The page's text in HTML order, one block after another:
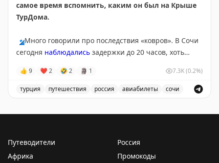
самое время вспомнить, каким он был на Крыше
ТурДома.
🔹Много говорили про последствия «ковров». В Сочи
сегодня наблюдались задержки до 20 часов, хоть
Серьезные корректировки в графиках приводят к
тому, что пассажиры чащеоформляют страховки
на
этот случай. Проверили, не врут ли цифры в
🔹Другая тема, получившая много внимания в СМИ –
👍 9 ❤ 2 🤣 2 🗿 1 7.3K(0.2%)
турция путешествия россия авиабилеты сочи
Путеводители
Россия
Африка
Промокоды